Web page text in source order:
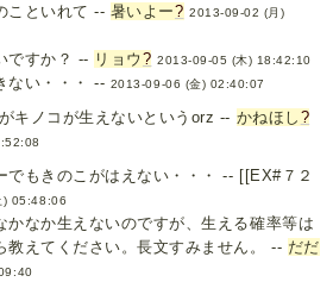
こといれて -- 暑いよー? 2013-09-02 (月)
ですか？ -- リョウ ? 2013-09-05 (木) 18:42:10
ない・・・ -- 2013-09-06 (金) 02:40:07
キノコが生えないというorz -- かねほし ?
でもきのこがはえない・・・ -- [[EX#７２
) 05:48:06
かなか生えないのですが、生える確率等は
教えてください。長文すみません。 -- だだ